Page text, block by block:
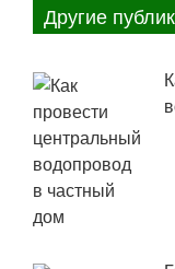
Другие